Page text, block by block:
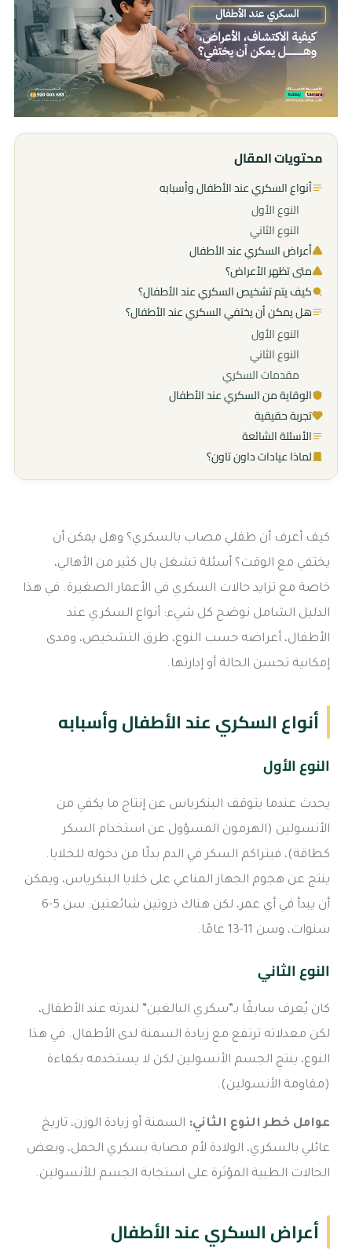
محتويات المقال
أنواع السكري عند الأطفال وأسبابه
النوع الأول
النوع الثاني
أعراض السكري عند الأطفال
متى تظهر الأعراض؟
كيف يتم تشخيص السكري عند الأطفال؟
هل يمكن أن يختفي السكري عند الأطفال؟
النوع الأول
النوع الثاني
مقدمات السكري
الوقاية من السكري عند الأطفال
تجربة حقيقية
الأسئلة الشائعة
لماذا عيادات داون تاون؟
كيف أعرف أن طفلي مصاب بالسكري؟ وهل يمكن أن
يختفي مع الوقت؟ أسئلة تشغل بال كثير من الأهالي،
خاصة مع تزايد حالات السكري في الأعمار الصغيرة. في هذا
الدليل الشامل نوضح كل شيء: أنواع السكري عند
الأطفال، أعراضه حسب النوع، طرق التشخيص، ومدى
إمكانية تحسن الحالة أو إدارتها.
أنواع السكري عند الأطفال وأسبابه
النوع الأول
يحدث عندما يتوقف البنكرياس عن إنتاج ما يكفي من
الأنسولين (الهرمون المسؤول عن استخدام السكر
كطاقة)، فيتراكم السكر في الدم بدلًا من دخوله للخلايا.
ينتج عن هجوم الجهاز المناعي على خلايا البنكرياس، ويمكن
أن يبدأ في أي عمر، لكن هناك ذروتين شائعتين: سن 5-6
سنوات، وسن 11-13 عامًا.
النوع الثاني
كان يُعرف سابقًا بـ”سكري البالغين” لندرته عند الأطفال،
لكن معدلاته ترتفع مع زيادة السمنة لدى الأطفال. في هذا
النوع، ينتج الجسم الأنسولين لكن لا يستخدمه بكفاءة
(مقاومة الأنسولين).
عوامل خطر النوع الثاني: السمنة أو زيادة الوزن، تاريخ
عائلي بالسكري، الولادة لأم مصابة بسكري الحمل، وبعض
الحالات الطبية المؤثرة على استجابة الجسم للأنسولين.
أعراض السكري عند الأطفال